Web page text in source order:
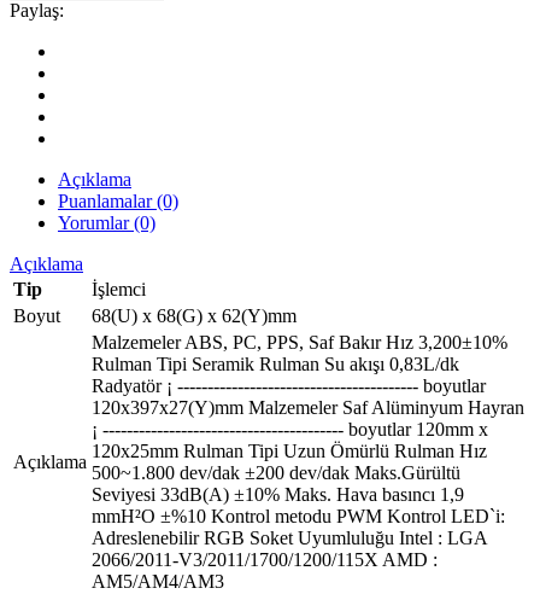
Paylaş:
Açıklama
Puanlamalar (0)
Yorumlar (0)
Açıklama
Tip
İşlemci
Boyut
68(U) x 68(G) x 62(Y)mm
Açıklama
Malzemeler ABS, PC, PPS, Saf Bakır Hız 3,200±10%
Rulman Tipi Seramik Rulman Su akışı 0,83L/dk
Radyatör ¡ ---------------------------------------- boyutlar
120x397x27(Y)mm Malzemeler Saf Alüminyum Hayran
¡ ---------------------------------------- boyutlar 120mm x
120x25mm Rulman Tipi Uzun Ömürlü Rulman Hız
500~1.800 dev/dak ±200 dev/dak Maks.Gürültü
Seviyesi 33dB(A) ±10% Maks. Hava basıncı 1,9
mmH²O ±%10 Kontrol metodu PWM Kontrol LED`i:
Adreslenebilir RGB Soket Uyumluluğu Intel : LGA
2066/2011-V3/2011/1700/1200/115X AMD :
AM5/AM4/AM3